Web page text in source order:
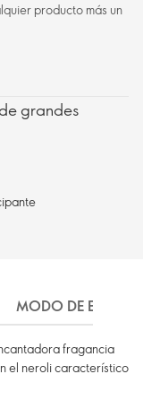
producto más un
grandes
MODO DE EMPLEO
fragancia
el neroli característico